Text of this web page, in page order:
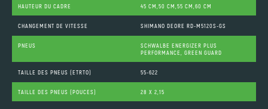
HAUTEUR DU CADRE 45 CM,50 CM,55 CM,60 CM
CHANGEMENT DE VITESSE SHIMANO DEORE RD-M5120S-GS
PNEUS
SCHWALBE ENERGIZER PLUS
PERFORMANCE, GREEN GUARD
TAILLE DES PNEUS (ETRTO) 55-622
TAILLE DES PNEUS (POUCES) 28 X 2,15